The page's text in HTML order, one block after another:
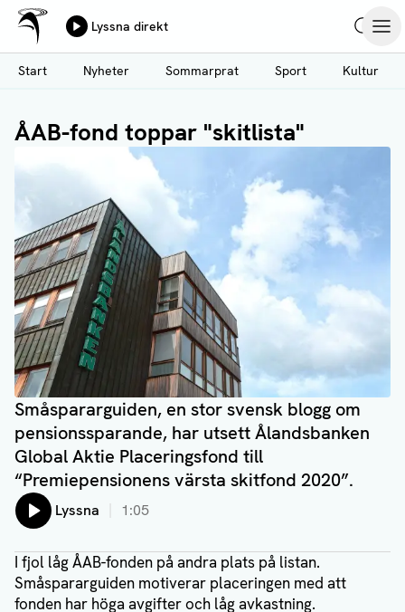
Hoppa
till
huvudinnehåll
Ålands Radio & TV
Lyssna direkt
Start
Nyheter Sommarprat Sport Kultur
ÅAB-fond toppar "skitlista"
Småspararguiden, en stor svensk blogg om
pensionssparande, har utsett Ålandsbanken
Global Aktie Placeringsfond till
“Premiepensionens värsta skitfond 2020”.
Lyssna 1:05
I fjol låg ÅAB-fonden på andra plats på listan.
Småspararguiden motiverar placeringen med att
fonden har höga avgifter och låg avkastning.